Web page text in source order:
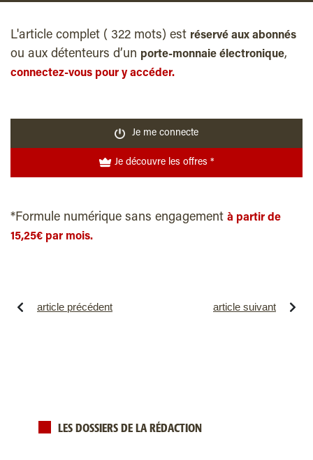
L'article complet ( 322 mots) est réservé aux abonnés
ou aux détenteurs d’un porte-monnaie électronique,
connectez-vous pour y accéder.
Je me connecte
Je découvre les offres *
*Formule numérique sans engagement à partir de
15,25€ par mois.
article précédent article suivant
LES DOSSIERS DE LA RÉDACTION